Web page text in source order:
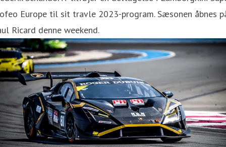
Europe til sit travle 2023-program. Sæsonen åbnes
Ricard denne weekend.